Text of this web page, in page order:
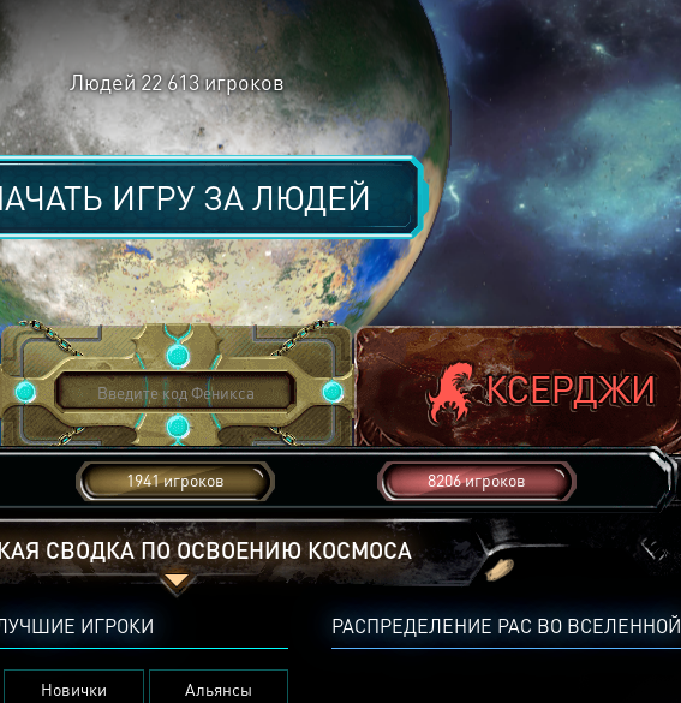
Людей 22 613игроков
ИГРУ ЗАЛЮДЕЙ
1941 игроков 8206 игроков
СВОДКА ПО ОСВОЕНИЮ КОСМОСА
РАСПРЕДЕЛЕНИЕ РАС ВО ВСЕЛЕННОЙ
ИГРОКИ
Новички Альянсы